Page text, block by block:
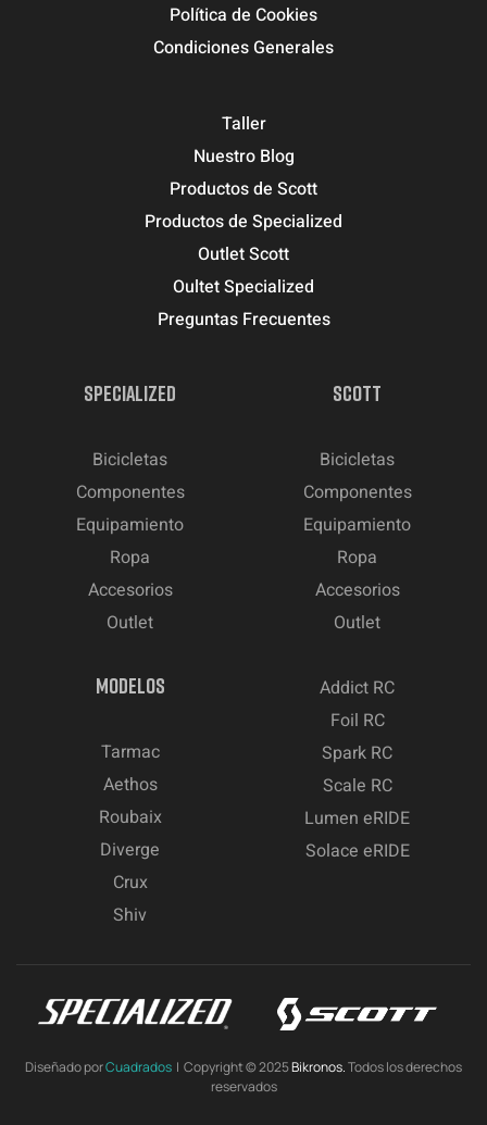
Política de Cookies
Condiciones Generales
Taller
Nuestro Blog
Productos de Scott
Productos de Specialized
Outlet Scott
Oultet Specialized
Preguntas Frecuentes
SPECIALIZED
Bicicletas
Componentes
Equipamiento
Ropa
Accesorios
Outlet
SCOTT
Bicicletas
Componentes
Equipamiento
Ropa
Accesorios
Outlet
MODELOS
Tarmac
Aethos
Roubaix
Diverge
Crux
Shiv
Addict RC
Foil RC
Spark RC
Scale RC
Lumen eRIDE
Solace eRIDE
Diseñado porCuadrados | Copyright © 2025Bikronos.Todos los derechos
reservados